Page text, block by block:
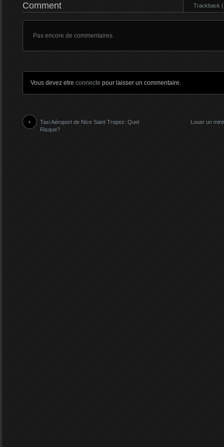
Comment Trackback
Pas encore de commentaires.
Vous devez etre connecte pour laisser un commentaire.
Louer un
Taxi Aéroport de Nice Saint Tropez: Quel
Risque?